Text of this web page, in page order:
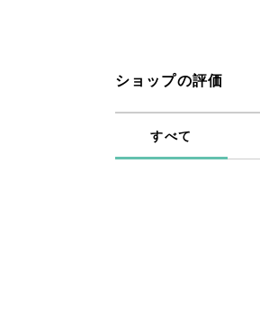
ショップの評価
すべて